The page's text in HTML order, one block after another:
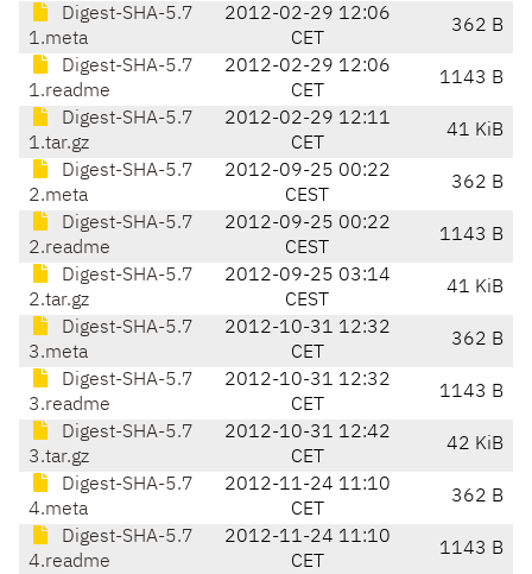
Digest-SHA-5.7
1.meta
2012-02-29 12:06
CET
362 B
Digest-SHA-5.7
1.readme
2012-02-29 12:06
CET
1143 B
Digest-SHA-5.7
1.tar.gz
2012-02-29 12:11
CET
41 KiB
Digest-SHA-5.7
2.meta
2012-09-25 00:22
CEST
362 B
Digest-SHA-5.7
2.readme
2012-09-25 00:22
CEST
1143 B
Digest-SHA-5.7
2.tar.gz
2012-09-25 03:14
CEST
41 KiB
Digest-SHA-5.7
3.meta
2012-10-31 12:32
CET
362 B
Digest-SHA-5.7
3.readme
2012-10-31 12:32
CET
1143 B
Digest-SHA-5.7
3.tar.gz
2012-10-31 12:42
CET
42 KiB
Digest-SHA-5.7
4.meta
2012-11-24 11:10
CET
362 B
Digest-SHA-5.7
4.readme
2012-11-24 11:10
CET
1143 B